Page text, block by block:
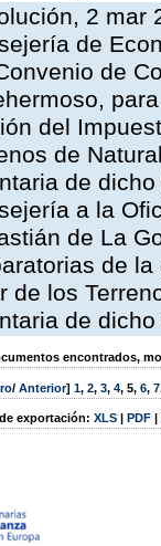
2 mar
de
de
del
de
de
a la
de La
de
de los
de dicho
encontrados,
/ Anterior] 1, 2, 3, 4, 5, 6, 7
exportación: XLS | PDF |